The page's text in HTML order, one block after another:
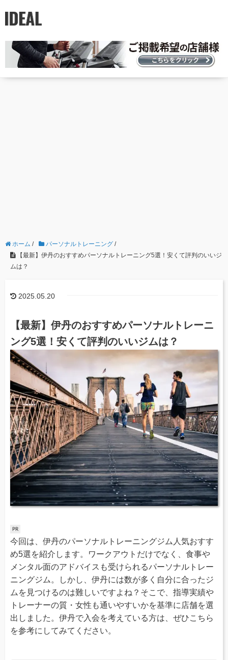
ホーム / パーソナルトレーニング /
【最新】伊丹のおすすめパーソナルトレーニング5選！安くて評判のいいジ
ムは？
2025.05.20
【最新】伊丹のおすすめパーソナルトレーニ
ング5選！安くて評判のいいジムは？
今回は、伊丹のパーソナルトレーニングジム人気おすす
め5選を紹介します。ワークアウトだけでなく、食事や
メンタル面のアドバイスも受けられるパーソナルトレー
ニングジム。しかし、伊丹には数が多く自分に合ったジ
ムを見つけるのは難しいですよね？そこで、指導実績や
トレーナーの質・女性も通いやすいかを基準に店舗を選
出しました。伊丹で入会を考えている方は、ぜひこちら
を参考にしてみてください。